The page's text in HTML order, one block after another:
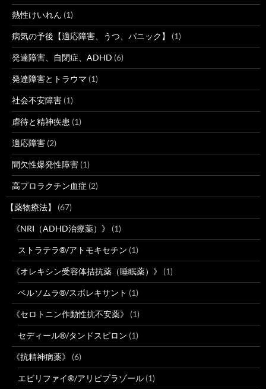
熱性けいれん (1)
病気の予後【適応障害、うつ、パニック】 (1)
発達障害、自閉症、ADHD (6)
発達障害とトラウマ (1)
社会不安障害 (1)
虐待と精神疾患 (1)
適応障害 (2)
間欠性爆発性障害 (1)
高プロラクチン血症 (2)
【薬物療法】 (67)
《NRI（ADHD治療薬）》 (1)
ストラテラ®/アトモキセチン (1)
《オレキシン受容体拮抗薬（睡眠薬）》 (1)
ベルソムラ®/スボレキサント (1)
《セロトニン作動性抗不安薬》 (1)
セディール®/タンドスピロン (1)
《抗精神病薬》 (6)
エビリファイ®/アリピプラゾール (1)